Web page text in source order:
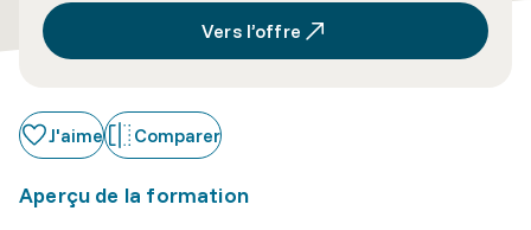
Vers l’offre
J'aime Comparer
Aperçu de la formation